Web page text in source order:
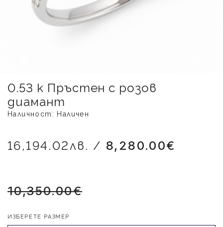
0.53 к Пръстен с розов
диамант
Наличност: Наличен
16,194.02лв. / 8,280.00€
10,350.00€
ИЗБЕРЕТЕ РАЗМЕР